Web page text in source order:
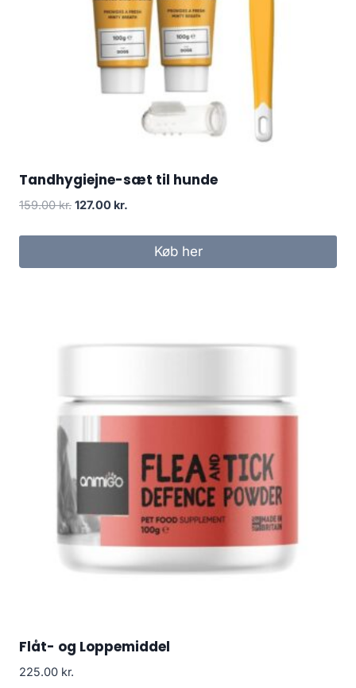
Tandhygiejne-sæt til hunde
159.00kr. Den
127.00 kr.
Køb her
Flåt- og Loppemiddel
225.00 kr.